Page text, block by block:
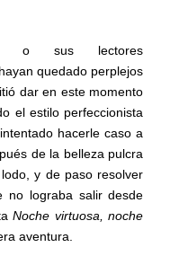
o sus lectores
quedado perplejos
dar en este momento
el estilo perfeccionista
hacerle caso a
de la belleza pulcra
y de paso resolver
no lograba salir desde
Noche virtuosa, noche
aventura.